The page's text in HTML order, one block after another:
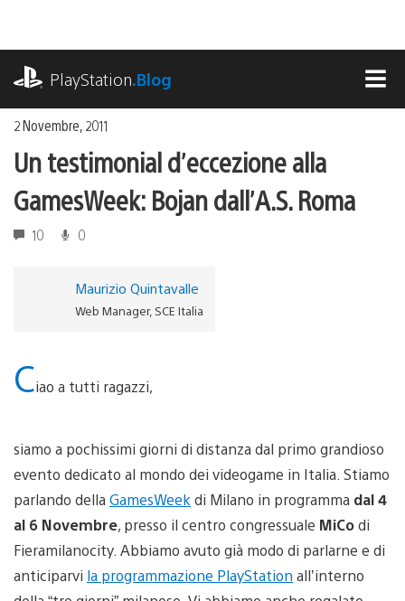
contenuto
PlayStation.Blog
2 Novembre, 2011
Un testimonial d’eccezione alla
GamesWeek: Bojan dall’A.S. Roma
10 0
Maurizio Quintavalle
Web Manager, SCE Italia
Ciao a tutti ragazzi,
siamo a pochissimi giorni di distanza dal primo grandioso
evento dedicato al mondo dei videogame in Italia. Stiamo
parlando della GamesWeek di Milano in programma dal 4
al 6 Novembre, presso il centro congressuale MiCodi
Fieramilanocity. Abbiamo avuto già modo di parlarne e di
anticiparvi la programmazione PlayStation all’interno